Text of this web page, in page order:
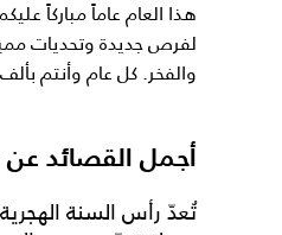
هذا العام عاماً مباركاً
لفرص جديدة وتحديات
والفخر. كل عام وأنتم
أجمل القصائد عن
تُعدّ رأس السنة